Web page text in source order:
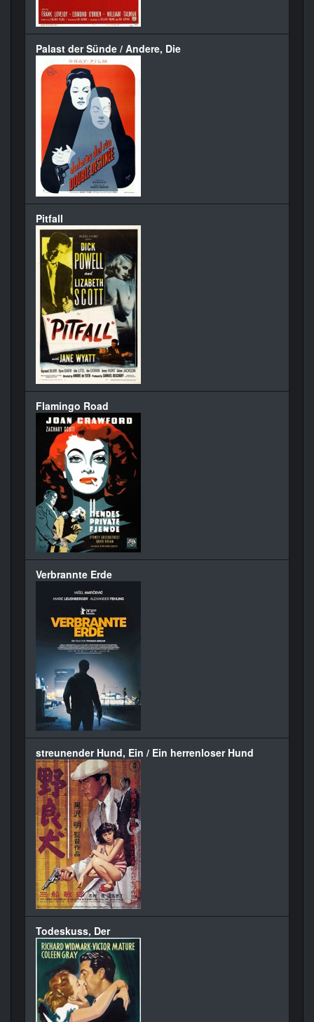
Palast der Sünde / Andere, Die
Pitfall
Flamingo Road
Verbrannte Erde
streunender Hund, Ein / Ein herrenloser Hund
Todeskuss, Der